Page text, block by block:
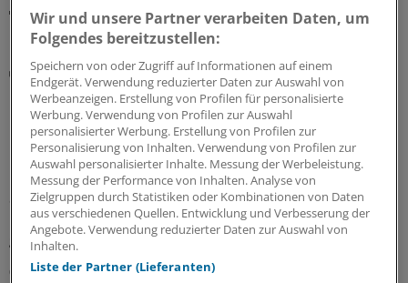
MEHR ZUM THEMA
Folgen der Klimakrise
Besserer Schutz vor Hitzewellen:
Gesundheitsorganisationen veröffentlichen
Erklärung
Mehr Umsetzung, bessere Prävention und Schutz für
Risikogruppen – in einer Europa-Erklärung fordern über
80 Gesundheitsorganisationen, dass aus
Hitzeschutzplänen endlich Handlungen folgen und
geben konkrete Tipps.
06.08.2026
Wir und unsere Partner verarbeiten Daten, um
Folgendes bereitzustellen:
Speichern von oder Zugriff auf Informationen auf einem
Endgerät. Verwendung reduzierter Daten zur Auswahl von
Werbeanzeigen. Erstellung von Profilen für personalisierte
Werbung. Verwendung von Profilen zur Auswahl
personalisierter Werbung. Erstellung von Profilen zur
Personalisierung von Inhalten. Verwendung von Profilen zur
Auswahl personalisierter Inhalte. Messung der Werbeleistung.
Messung der Performance von Inhalten. Analyse von
Zielgruppen durch Statistiken oder Kombinationen von Daten
aus verschiedenen Quellen. Entwicklung und Verbesserung der
Angebote. Verwendung reduzierter Daten zur Auswahl von
Inhalten.
Liste der Partner (Lieferanten)